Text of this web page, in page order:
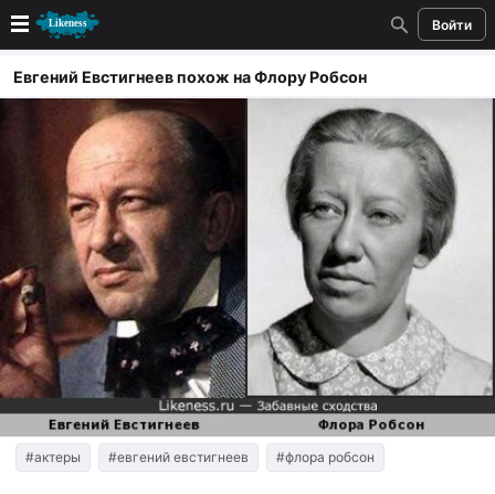
Войти
Новые
Лучшие
Голосование
Кандидаты
Случайное сходство 👍
Создать сходство
Для публикации необходима авторизация
Поиск
Евгений Евстигнеев похож на Флору Робсон
#актеры #евгений евстигнеев #флора робсон